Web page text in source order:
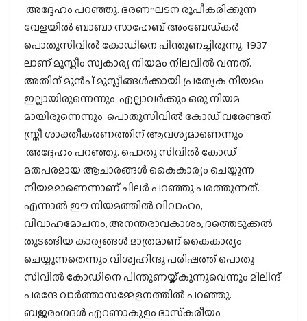
അദ്ദേഹം പറഞ്ഞു. ഭരണഘടന രൂപീകരിക്കുന്ന
വേളയില്‍ ബാബാ സാഹേബ് അംബേഡ്കര്‍
പൊതുസിവില്‍ കോഡിനെ പിന്തുണച്ചിരുന്നു. 1937
ലാണ് മുസ്ലീം സ്വകാര്യ നിയമം നിലവില്‍ വന്നത്.
അതിന് മുന്‍പ് മുസ്ലീങ്ങള്‍ക്കായി പ്രത്യേക നിയമം
ഇല്ലായിരുന്നെന്നും എല്ലാവര്‍ക്കും ഒരു നിയമ
മായിരുന്നെന്നും പൊതുസിവില്‍ കോഡ് വരേണ്ടത്
സ്ത്രീ ശാക്തീകരണത്തിന് ആവശ്യമാണെന്നും
അദ്ദേഹം പറഞ്ഞു. പൊതു സിവില്‍ കോഡ്
മതപരമായ ആചാരങ്ങള്‍ കൈകാര്യം ചെയ്യുന്ന
നിയമമാണെന്നാണ് ചിലര്‍ പറഞ്ഞു പരത്തുന്നത്.
എന്നാല്‍ ഈ നിയമത്തില്‍ വിവാഹം,
വിവാഹമോചനം, അനന്തരാവകാശം, ദത്തെടുക്കല്‍
തുടങ്ങിയ കാര്യങ്ങള്‍ മാത്രമാണ് കൈകാര്യം
ചെയ്യുന്നതെന്നും വിശ്വഹിന്ദു പരിഷത്ത് പൊതു
സിവില്‍ കോഡിനെ പിന്തുണയ്ക്കുന്നുവെന്നും മിലിന്ദ്
പരന്ദേ വാര്‍ത്താസമ്മേളനത്തില്‍ പറഞ്ഞു.
ബജരംഗദള്‍ എറണാകുളം ഭാസ്‌കരീയം